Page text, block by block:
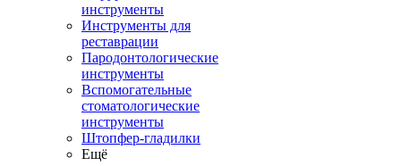
инструменты
Инструменты для
реставрации
Пародонтологические
инструменты
Вспомогательные
стоматологические
инструменты
Штопфер-гладилки
Ещё